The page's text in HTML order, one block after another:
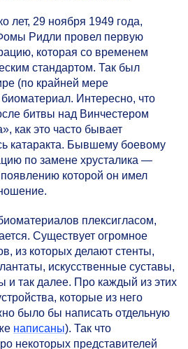
лет, 29 ноября 1949 года,
Ридли провел первую
которая со временем
стандартом. Так был
(по крайней мере
Интересно, что
битвы над Винчестером
как это часто бывает
катаракта. Бывшему боевому
по замене хрусталика —
которой он имел
плексигласом,
Существует огромное
из которых делают стенты,
искусственные суставы,
и так далее. Про каждый из этих
которые из него
было бы написать отдельную
написаны). Так что
некоторых представителей